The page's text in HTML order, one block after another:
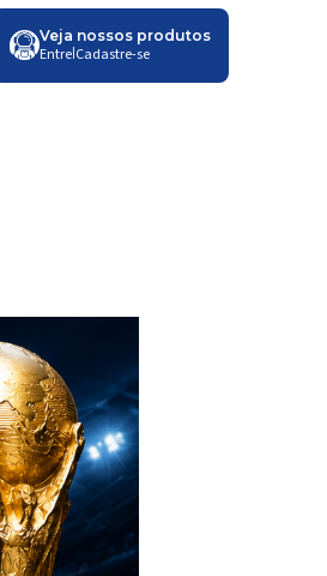
Veja nossos produtos
Entre|Cadastre-se